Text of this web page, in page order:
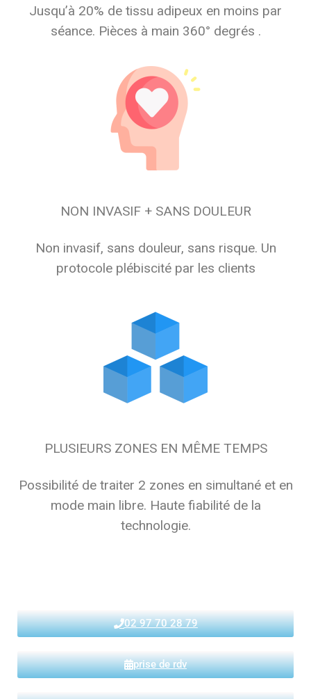
Jusqu’à 20% de tissu adipeux en moins par
séance. Pièces à main 360° degrés .
NON INVASIF + SANS DOULEUR
Non invasif, sans douleur, sans risque. Un
protocole plébiscité par les clients
PLUSIEURS ZONES EN MÊME TEMPS
Possibilité de traiter 2 zones en simultané et en
mode main libre. Haute fiabilité de la
technologie.
02 97 70 28 79
prise de rdv